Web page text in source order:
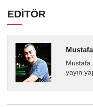
EDİTÖR
Mustafa
yayın
almakta,